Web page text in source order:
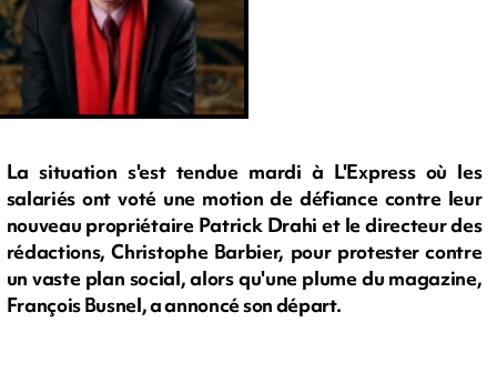
La situation s'est tendue mardi à L'Express où les
salariés ont voté une motion de défiance contre leur
nouveau propriétaire Patrick Drahi et le directeur des
rédactions, Christophe Barbier, pour protester contre
un vaste plan social, alors qu'une plume du magazine,
François Busnel, a annoncé son départ.